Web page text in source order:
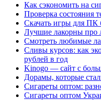
Как сэкономить на
Проверка состояния
Скачать игры для ПК
Лучшие лакорны про
Смотреть любимые
Сливы курсов: как
рублей в год
Kinogo — сайт с
Дорамы, которые
Сигареты оптом:
Сигареты оптом